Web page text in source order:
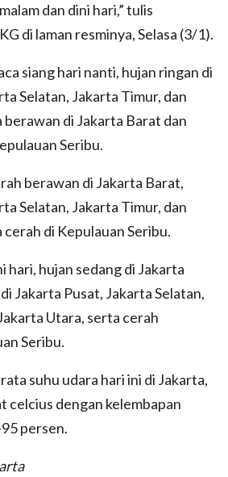
dan dini hari,” tulis
di laman resminya, Selasa (3/1).
siang hari nanti, hujan ringan di
Selatan, Jakarta Timur, dan
di Jakarta Barat dan
Seribu.
berawan di Jakarta Barat,
Selatan, Jakarta Timur, dan
di Kepulauan Seribu.
hari, hujan sedang di Jakarta
Jakarta Pusat, Jakarta Selatan,
Utara, serta cerah
Seribu.
suhu udara hari ini di Jakarta,
celcius dengan kelembapan
persen.